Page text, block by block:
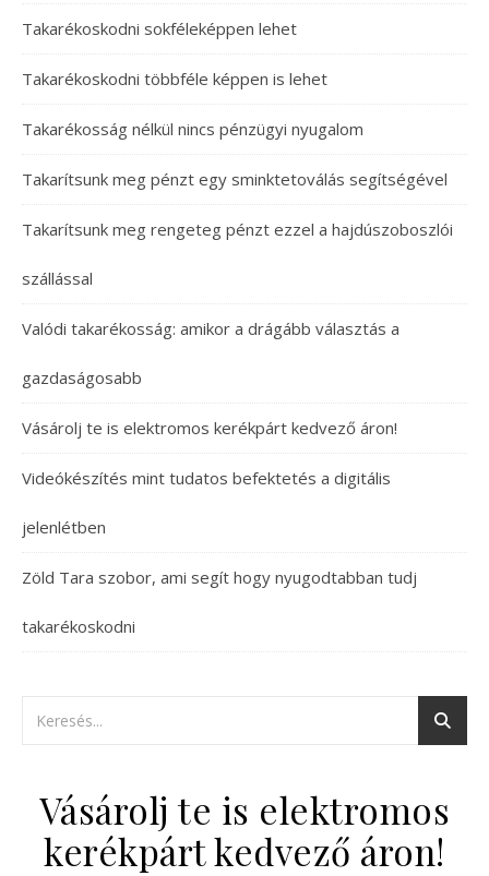
Takarékoskodni sokféleképpen lehet
Takarékoskodni többféle képpen is lehet
Takarékosság nélkül nincs pénzügyi nyugalom
Takarítsunk meg pénzt egy sminktetoválás segítségével
Takarítsunk meg rengeteg pénzt ezzel a hajdúszoboszlói
szállással
Valódi takarékosság: amikor a drágább választás a
gazdaságosabb
Vásárolj te is elektromos kerékpárt kedvező áron!
Videókészítés mint tudatos befektetés a digitális
jelenlétben
Zöld Tara szobor, ami segít hogy nyugodtabban tudj
takarékoskodni
Vásárolj te is elektromos
kerékpárt kedvező áron!